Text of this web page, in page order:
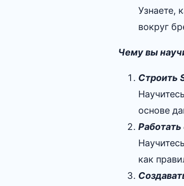
Узнаете,
вокруг
Чему вы
Строить
основе
как